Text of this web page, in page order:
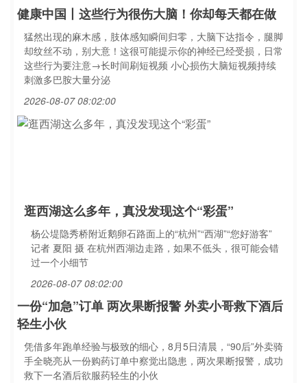
健康中国丨这些行为很伤大脑！你却每天都在做
猛然出现的麻木感，肢体感知瞬间归零，大脑下达指令，腿脚
却纹丝不动，别大意！这很可能提示你的神经已经受损，日常
这些行为要注意→长时间刷短视频 小心损伤大脑短视频持续
刺激多巴胺大量分泌
2026-08-07 08:02:00
逛西湖这么多年，真没发现这个“彩蛋”
杨公堤隐秀桥附近鹅卵石路面上的“杭州”“西湖”“您好游客”
记者 夏阳 摄 在杭州西湖边走路，如果不低头，很可能会错
过一个小细节
2026-08-07 08:02:00
一份“加急”订单 两次果断报警 外卖小哥救下酒后
轻生小伙
凭借多年跑单经验与极致的细心，8月5日清晨，“90后”外卖骑
手全晓亮从一份购药订单中察觉出隐患，两次果断报警，成功
救下一名酒后欲服药轻生的小伙